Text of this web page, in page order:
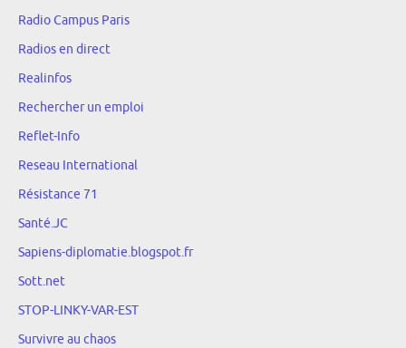
Radio Campus Paris
Radios en direct
Realinfos
Rechercher un emploi
Reflet-Info
Reseau International
Résistance 71
Santé.JC
Sapiens-diplomatie.blogspot.fr
Sott.net
STOP-LINKY-VAR-EST
Survivre au chaos